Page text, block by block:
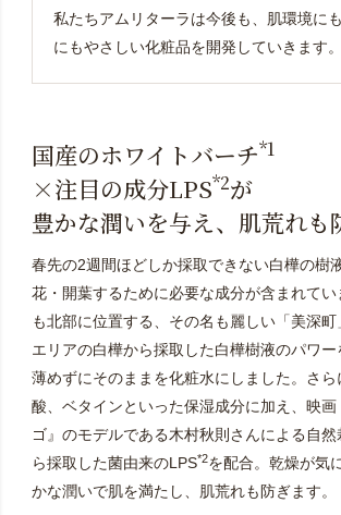
私たちアムリターラは今後も、肌環境に
にもやさしい化粧品を開発していきます。
国産のホワイトバーチ*1
×注目の成分LPS*2が
豊かな潤いを与え、肌荒れも
春先の2週間ほどしか採取できない白樺の樹
花・開葉するために必要な成分が含まれて
も北部に位置する、その名も麗しい「美深
エリアの白樺から採取した白樺樹液のパワー
薄めずにそのままを化粧水にしました。さら
酸、ベタインといった保湿成分に加え、映画
ゴ』のモデルである木村秋則さんによる自
ら採取した菌由来のLPS*2を配合。乾燥が気
かな潤いで肌を満たし、肌荒れも防ぎます。